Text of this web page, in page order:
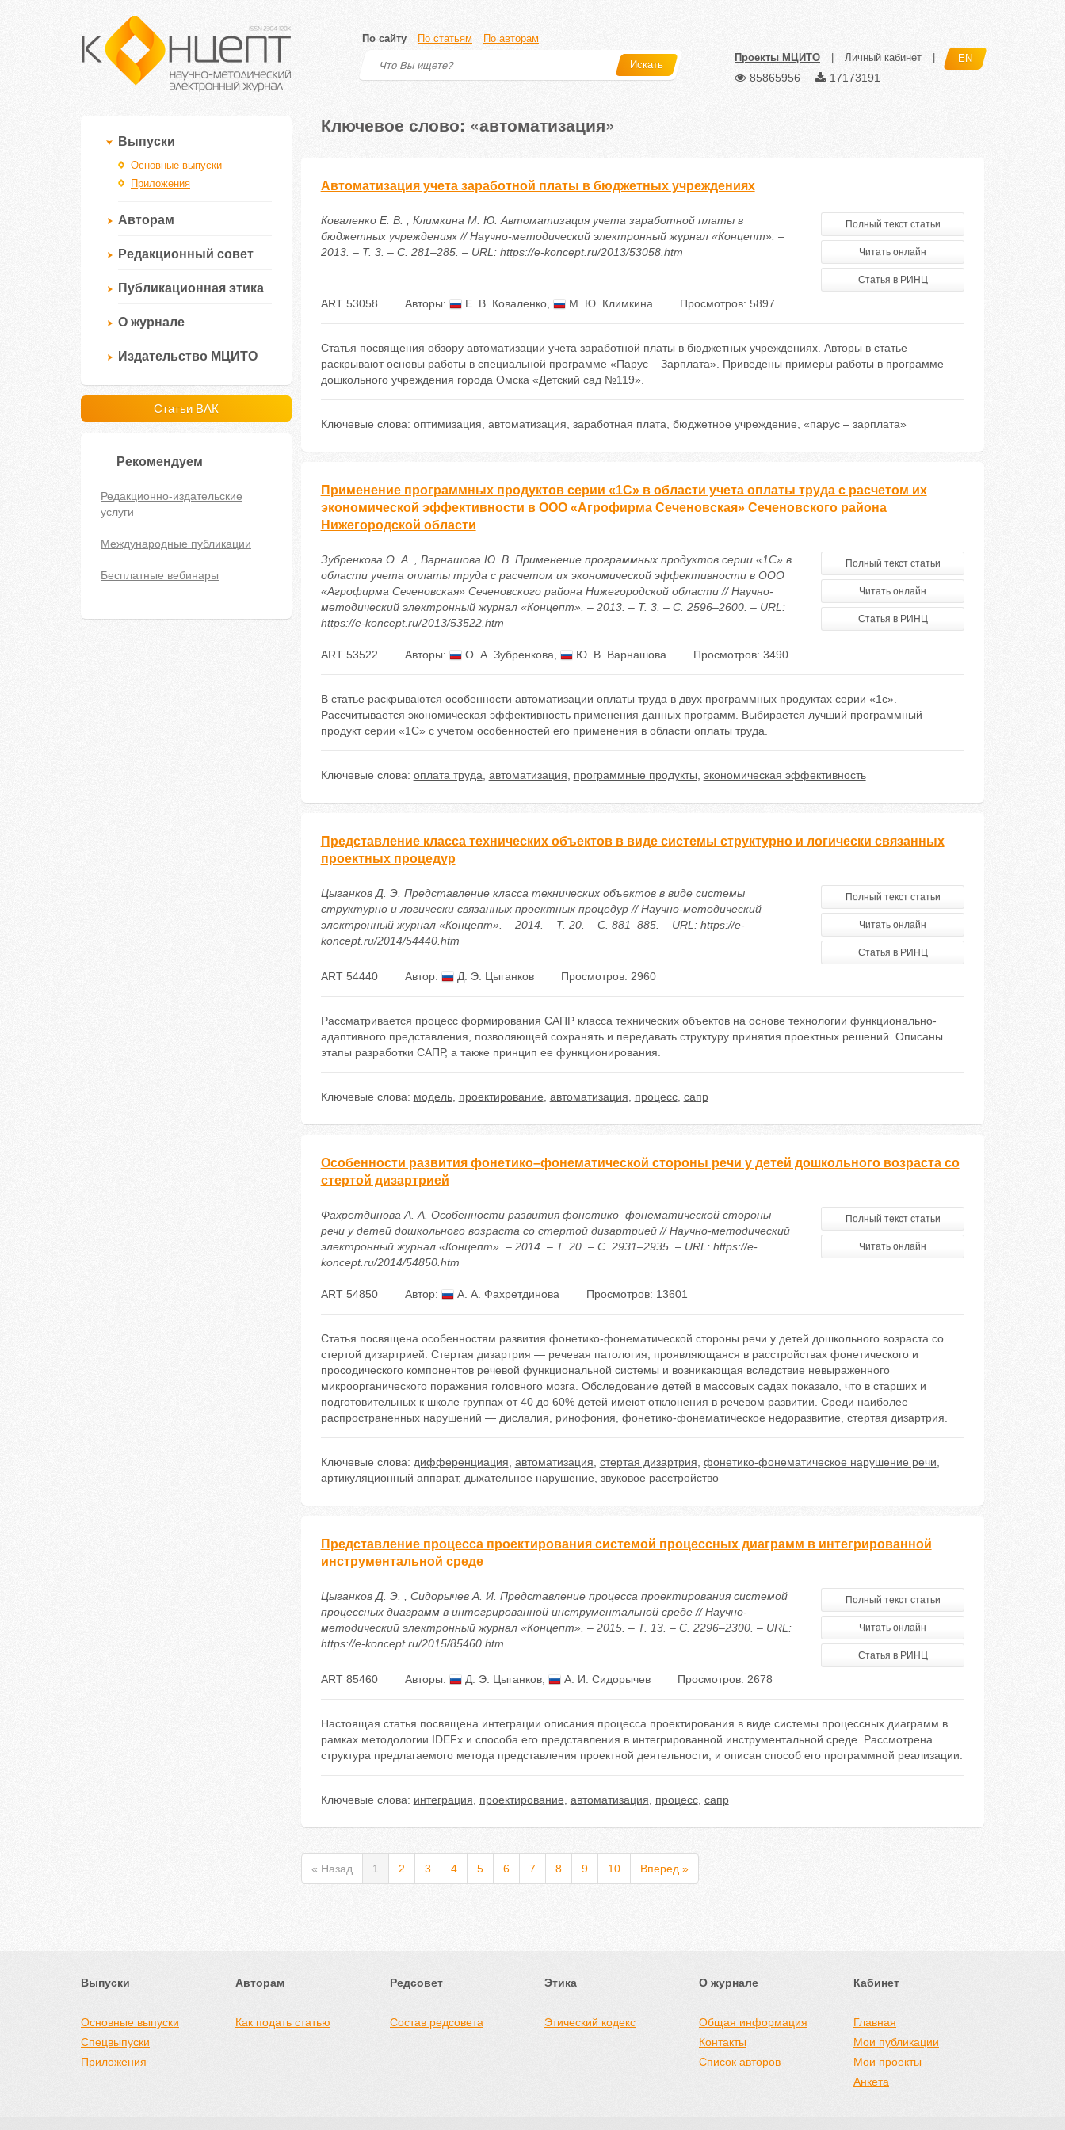
По сайту По статьям По авторам
Искать
Проекты МЦИТО Личный кабинет EN
85865956 17173191
Выпуски
Основные выпуски
Приложения
Авторам
Редакционный совет
Публикационная этика
О журнале
Издательство МЦИТО
Статьи ВАК
Рекомендуем
Редакционно-издательские
услуги
Международные публикации
Бесплатные вебинары
Ключевое слово: «автоматизация»
Автоматизация учета заработной платы в бюджетных учреждениях
Коваленко Е. В. , Климкина М. Ю. Автоматизация учета заработной платы в
бюджетных учреждениях // Научно-методический электронный журнал «Концепт». –
2013. – Т. 3. – С. 281–285. – URL: https://e-koncept.ru/2013/53058.htm
Полный текст статьи
Читать онлайн
Статья в РИНЦ
ART 53058 Авторы: Е. В. Коваленко, М. Ю. Климкина Просмотров: 5897
Статья посвящения обзору автоматизации учета заработной платы в бюджетных учреждениях. Авторы в статье
раскрывают основы работы в специальной программе «Парус – Зарплата». Приведены примеры работы в программе
дошкольного учреждения города Омска «Детский сад №119».
Ключевые слова: оптимизация автоматизация заработная плата бюджетное учреждение «парус – зарплата»
Применение программных продуктов серии «1С» в области учета оплаты труда с расчетом их
экономической эффективности в ООО «Агрофирма Сеченовская» Сеченовского района
Нижегородской области
Зубренкова О. А. , Варнашова Ю. В. Применение программных продуктов серии «1С» в
области учета оплаты труда с расчетом их экономической эффективности в ООО
«Агрофирма Сеченовская» Сеченовского района Нижегородской области // Научно-
методический электронный журнал «Концепт». – 2013. – Т. 3. – С. 2596–2600. – URL:
https://e-koncept.ru/2013/53522.htm
Полный текст статьи
Читать онлайн
Статья в РИНЦ
ART 53522 Авторы: О. А. Зубренкова Ю. В. Варнашова Просмотров: 3490
В статье раскрываются особенности автоматизации оплаты труда в двух программных продуктах серии «1с».
Рассчитывается экономическая эффективность применения данных программ. Выбирается лучший программный
продукт серии «1С» с учетом особенностей его применения в области оплаты труда.
Ключевые слова: оплата труда автоматизация программные продукты экономическая эффективность
Представление класса технических объектов в виде системы структурно и логически связанных
проектных процедур
Цыганков Д. Э. Представление класса технических объектов в виде системы
структурно и логически связанных проектных процедур // Научно-методический
электронный журнал «Концепт». – 2014. – Т. 20. – С. 881–885. – URL: https://e-
koncept.ru/2014/54440.htm
Полный текст статьи
Читать онлайн
Статья в РИНЦ
ART 54440 Автор: Д. Э. Цыганков Просмотров: 2960
Рассматривается процесс формирования САПР класса технических объектов на основе технологии функционально-
адаптивного представления, позволяющей сохранять и передавать структуру принятия проектных решений. Описаны
этапы разработки САПР, а также принцип ее функционирования.
Ключевые слова: модель, проектирование автоматизация процесс, сапр
Особенности развития фонетико–фонематической стороны речи у детей дошкольного возраста со
стертой дизартрией
Фахретдинова А. А. Особенности развития фонетико–фонематической стороны
речи у детей дошкольного возраста со стертой дизартрией // Научно-методический
электронный журнал «Концепт». – 2014. – Т. 20. – С. 2931–2935. – URL: https://e-
koncept.ru/2014/54850.htm
Полный текст статьи
Читать онлайн
ART 54850 Автор: А. А. Фахретдинова Просмотров: 13601
Статья посвящена особенностям развития фонетико-фонематической стороны речи у детей дошкольного возраста со
стертой дизартрией. Стертая дизартрия — речевая патология, проявляющаяся в расстройствах фонетического и
просодического компонентов речевой функциональной системы и возникающая вследствие невыраженного
микроорганического поражения головного мозга. Обследование детей в массовых садах показало, что в старших и
подготовительных к школе группах от 40 до 60% детей имеют отклонения в речевом развитии. Среди наиболее
распространенных нарушений — дислалия, ринофония, фонетико-фонематическое недоразвитие, стертая дизартрия.
Ключевые слова: дифференциация автоматизация стертая дизартрия фонетико-фонематическое нарушение речи
артикуляционный аппарат, дыхательное нарушение звуковое расстройство
Представление процесса проектирования системой процессных диаграмм в интегрированной
инструментальной среде
Цыганков Д. Э. , Сидорычев А. И. Представление процесса проектирования системой
процессных диаграмм в интегрированной инструментальной среде // Научно-
методический электронный журнал «Концепт». – 2015. – Т. 13. – С. 2296–2300. – URL:
https://e-koncept.ru/2015/85460.htm
Полный текст статьи
Читать онлайн
Статья в РИНЦ
ART 85460 Авторы: Д. Э. Цыганков, А. И. Сидорычев Просмотров: 2678
Настоящая статья посвящена интеграции описания процесса проектирования в виде системы процессных диаграмм в
рамках методологии IDEFx и способа его представления в интегрированной инструментальной среде. Рассмотрена
структура предлагаемого метода представления проектной деятельности, и описан способ его программной реализации.
Ключевые слова: интеграция проектирование автоматизация процесс, сапр
« Назад 1 2 3 4 5 6 7 8 9 10 Вперед »
Выпуски
Основные выпуски
Спецвыпуски
Приложения
Авторам
Как подать статью
Редсовет
Состав редсовета
Этика
Этический кодекс
О журнале
Общая информация
Контакты
Список авторов
Кабинет
Главная
Мои публикации
Мои проекты
Анкета